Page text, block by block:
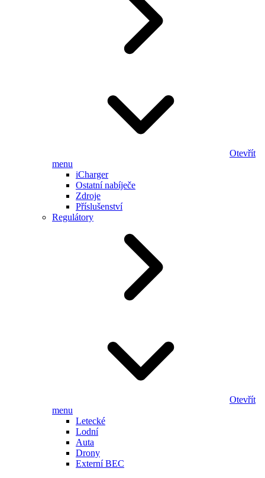
Otevřít
menu
iCharger
Ostatní nabíječe
Zdroje
Příslušenství
Regulátory
Otevřít
menu
Letecké
Lodní
Auta
Drony
Externí BEC